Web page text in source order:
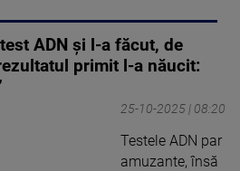
ADN și l-a făcut, de
primit l-a năucit:
25-10-2025 | 08:20
Testele ADN par
amuzante, însă